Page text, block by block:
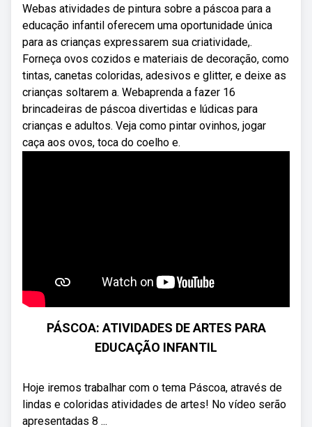
Webas atividades de pintura sobre a páscoa para a
educação infantil oferecem uma oportunidade única
para as crianças expressarem sua criatividade,.
Forneça ovos cozidos e materiais de decoração, como
tintas, canetas coloridas, adesivos e glitter, e deixe as
crianças soltarem a. Webaprenda a fazer 16
brincadeiras de páscoa divertidas e lúdicas para
crianças e adultos. Veja como pintar ovinhos, jogar
caça aos ovos, toca do coelho e.
PÁSCOA: ATIVIDADES DE ARTES PARA
EDUCAÇÃO INFANTIL
Hoje iremos trabalhar com o tema Páscoa, através de
lindas e coloridas atividades de artes! No vídeo serão
apresentadas 8 ...